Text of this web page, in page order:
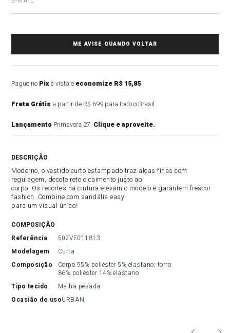
Pague no Pixà vista e economize R$ 15,85
Frete Grátis a partir de R$ 699 para todo o Brasil
Lançamento Primavera 27. Clique e aproveite.
Moderno, o vestido curto estampado traz alças finas com
regulagem, decote reto e caimento justo ao
corpo. Os recortes na cintura elevam o modelo e garantem frescor
fashion. Combine com sandália easy
para um visual único!
COMPOSIÇÃO
referência
502VE011813
modelagem
Curta
composição
Corpo 95% poliéster 5% elastano; forro
86% poliéster 14% elastano
tipo tecido
Malha pesada
ocasião de usoURBAN